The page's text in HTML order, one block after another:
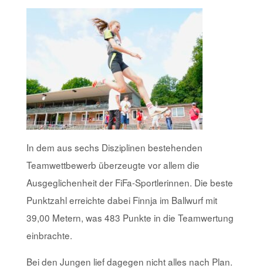
In dem aus sechs Disziplinen bestehenden
Teamwettbewerb überzeugte vor allem die
Ausgeglichenheit der FiFa-Sportlerinnen. Die beste
Punktzahl erreichte dabei Finnja im Ballwurf mit
39,00 Metern, was 483 Punkte in die Teamwertung
einbrachte.
Bei den Jungen lief dagegen nicht alles nach Plan.